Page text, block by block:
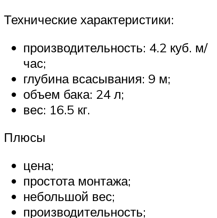
Технические характеристики:
производительность: 4.2 куб. м/
час;
глубина всасывания: 9 м;
объем бака: 24 л;
вес: 16.5 кг.
Плюсы
цена;
простота монтажа;
небольшой вес;
производительность;